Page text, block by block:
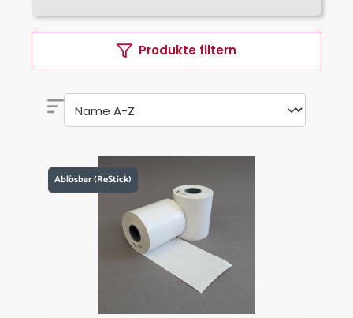
Produkte filtern
Ablösbar (ReStick)